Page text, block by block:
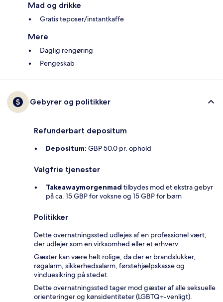
Mad og drikke
Gratis teposer/instantkaffe
Mere
Daglig rengøring
Pengeskab
Gebyrer og politikker
Refunderbart depositum
Depositum: GBP 50.0 pr. ophold
Valgfrie tjenester
Takeawaymorgenmad tilbydes mod et ekstra gebyr
på ca. 15 GBP for voksne og 15 GBP for børn
Politikker
Dette overnatningssted udlejes af en professionel vært,
der udlejer som en virksomhed eller et erhverv.
Gæster kan være helt rolige, da der er brandslukker,
røgalarm, sikkerhedsalarm, førstehjælpskasse og
vinduesikring på stedet.
Dette overnatningssted tager mod gæster af alle seksuelle
orienteringer og kønsidentiteter (LGBTQ+-venligt).